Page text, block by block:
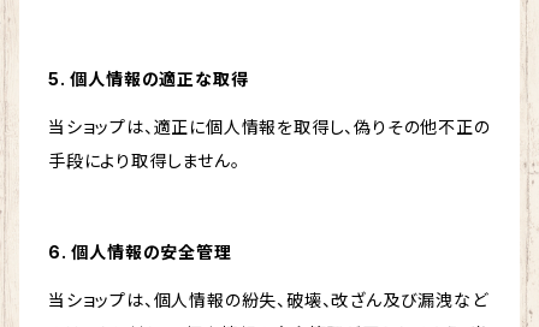
5. 個人情報の適正な取得
当ショップは、適正に個人情報を取得し、偽りその他不正の
手段により取得しません。
6. 個人情報の安全管理
当ショップは、個人情報の紛失、破壊、改ざん及び漏洩など